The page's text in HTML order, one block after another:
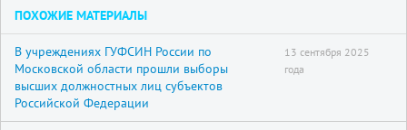
ПОХОЖИЕ МАТЕРИАЛЫ
В учреждениях ГУФСИН России по
Московской области прошли выборы
высших должностных лиц субъектов
Российской Федерации
13 сентября 2025
года